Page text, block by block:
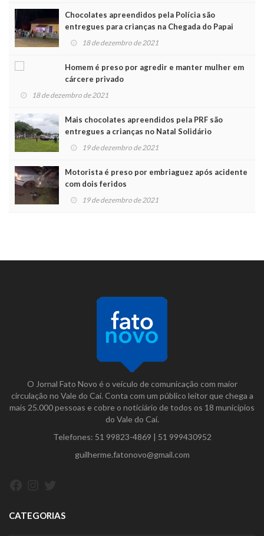
Chocolates apreendidos pela Polícia são
entregues para crianças na Chegada do Papai
Noel
18 de dezembro de 2021
Homem é preso por agredir e manter mulher em
cárcere privado
18 de dezembro de 2021
Mais chocolates apreendidos pela PRF são
entregues a crianças no Natal Solidário
19 de dezembro de 2021
Motorista é preso por embriaguez após acidente
com dois feridos
19 de dezembro de 2021
O Jornal Fato Novo é o veículo de comunicação com maior
circulação no Vale do Caí. Conta com um público leitor que chega a
mais 25.000 pessoas e cobre o noticiário de todos os 18 municípios
do Vale do Caí.
Telefones: 51 99823-4869 | 51 999430952
guilherme.fatonovo@gmail.com
CATEGORIAS